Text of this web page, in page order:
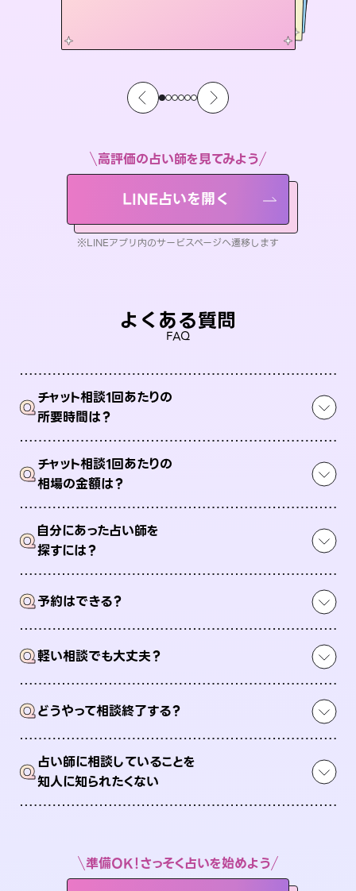
高評価の占い師を見てみよう
LINE占いを開く
※LINEアプリ内のサービスページへ遷移します
よくある質問
FAQ
Qチャット相談1回あたりの
所要時間は？
Qチャット相談1回あたりの
相場の金額は？
Q自分にあった占い師を
探すには？
Q予約はできる？
Q軽い相談でも大丈夫？
Qどうやって相談終了する？
Q占い師に相談していることを
知人に知られたくない
準備OK！さっそく占いを始めよう